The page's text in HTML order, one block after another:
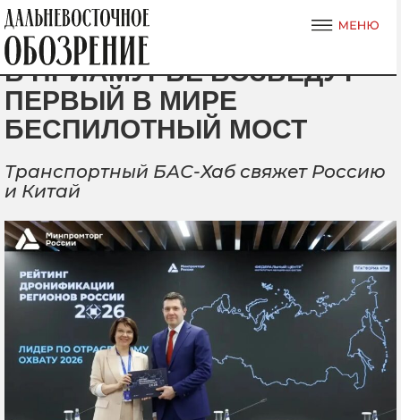
В ПРИАМУРЬЕ ВОЗВЕДУТ
ПЕРВЫЙ В МИРЕ
БЕСПИЛОТНЫЙ МОСТ
Транспортный БАС-Хаб свяжет Россию
и Китай